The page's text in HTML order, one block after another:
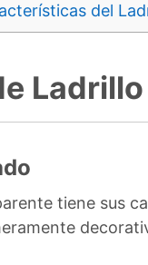
del
tiene sus